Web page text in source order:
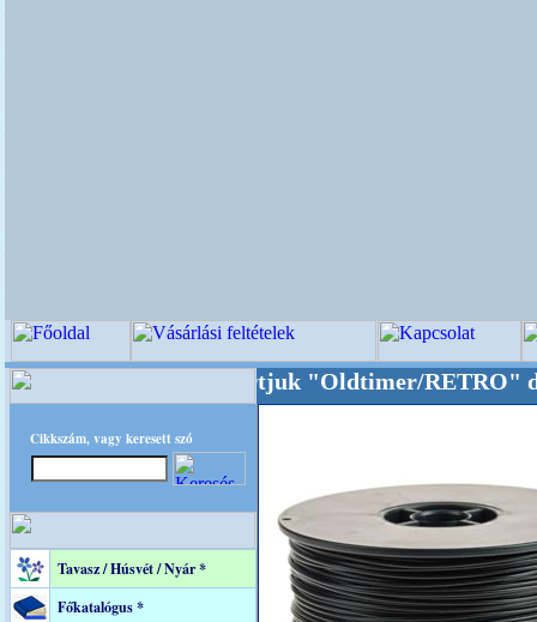
Cikkszám, vagy keresett szó
Tavasz / Húsvét / Nyár *
Főkatalógus *
akarattal tartjuk "Oldtimer/RETRO"